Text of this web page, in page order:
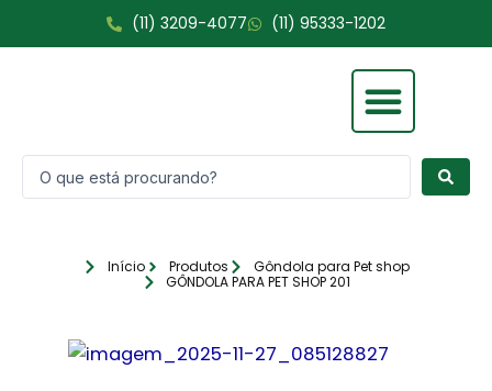
para
(11) 3209-4077 (11) 95333-1202
Início Produtos
Gôndola para Pet shop
GÔNDOLA PARA PET SHOP 201